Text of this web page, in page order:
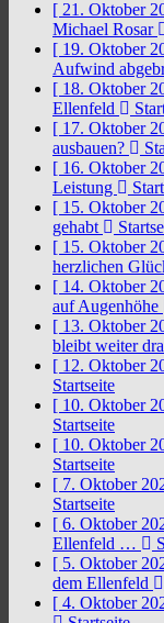
[ 21. Oktober
Michael Rosar
[ 19. Oktober
Aufwind
[ 18. Oktober
Ellenfeld
[ 17. Oktober
ausbauen?
[ 16. Oktober
Leistung
[ 15. Oktober
gehabt
[ 15. Oktober
herzlichen
[ 14. Oktober
auf Augenhöhe
[ 13. Oktober
bleibt weiter
[ 12. Oktober
Startseite
[ 10. Oktober
Startseite
[ 10. Oktober
Startseite
[ 7. Oktober
Startseite
[ 6. Oktober
Ellenfeld …
[ 5. Oktober
dem Ellenfeld
[ 4. Oktober